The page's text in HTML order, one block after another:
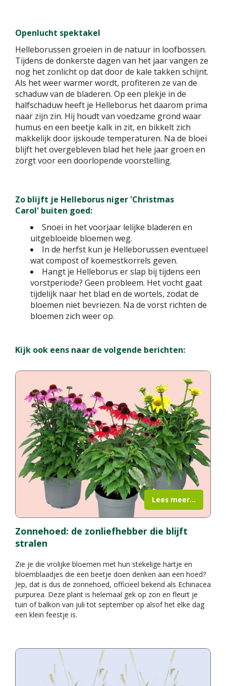
Openlucht spektakel
Helleborussen groeien in de natuur in loofbossen.
Tijdens de donkerste dagen van het jaar vangen ze
nog het zonlicht op dat door de kale takken schijnt.
Als het weer warmer wordt, profiteren ze van de
schaduw van de bladeren. Op een plekje in de
halfschaduw heeft je Helleborus het daarom prima
naar zijn zin. Hij houdt van voedzame grond waar
humus en een beetje kalk in zit, en bikkelt zich
makkelijk door ijskoude temperaturen. Na de bloei
blijft het overgebleven blad het hele jaar groen en
zorgt voor een doorlopende voorstelling.
Zo blijft je Helleborus niger 'Christmas
Carol' buiten goed:
Snoei in het voorjaar lelijke bladeren en
uitgebloeide bloemen weg.
In de herfst kun je Helleborussen eventueel
wat compost of koemestkorrels geven.
Hangt je Helleborus er slap bij tijdens een
vorstperiode? Geen probleem. Het vocht gaat
tijdelijk naar het blad en de wortels, zodat de
bloemen niet bevriezen. Na de vorst richten de
bloemen zich weer op.
Kijk ook eens naar de volgende berichten:
Zonnehoed: de zonliefhebber die blijft
stralen
Zie je die vrolijke bloemen met hun stekelige hartje en
bloemblaadjes die een beetje doen denken aan een hoed?
Jep, dat is dus de zonnehoed, officieel bekend als Echinacea
purpurea. Deze plant is helemaal gek op zon en fleurt je
tuin of balkon van juli tot september op alsof het elke dag
een klein feestje is.
Lees meer...